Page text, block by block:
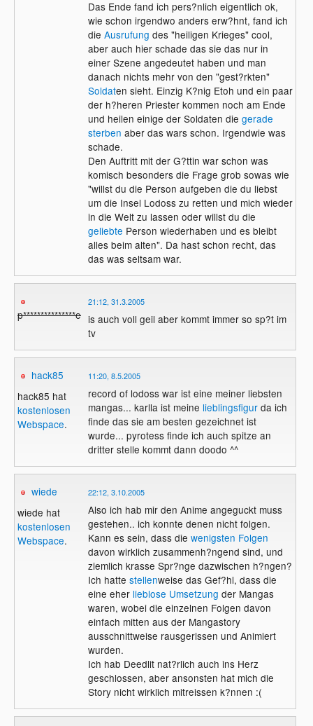
Das Ende fand ich pers?nlich eigentlich ok,
wie schon irgendwo anders erw?hnt, fand ich
die Ausrufung des "heiligen Krieges" cool,
aber auch hier schade das sie das nur in
einer Szene angedeutet haben und man
danach nichts mehr von den "gest?rkten"
Soldaten sieht. Einzig K?nig Etoh und ein paar
der h?heren Priester kommen noch am Ende
und heilen einige der Soldaten die gerade
sterben aber das wars schon. Irgendwie was
schade.
Den Auftritt mit der G?ttin war schon was
komisch besonders die Frage grob sowas wie
"willst du die Person aufgeben die du liebst
um die Insel Lodoss zu retten und mich wieder
in die Welt zu lassen oder willst du die
geliebte Person wiederhaben und es bleibt
alles beim alten". Da hast schon recht, das
das was seltsam war.
p***************e
21:12, 31.3.2005
is auch voll geil aber kommt immer so sp?t im
tv
hack85
hack85 hat
kostenlosen
Webspace.
11:20, 8.5.2005
record of lodoss war ist eine meiner liebsten
mangas... karlla ist meine lieblingsfigurda ich
finde das sie am besten gezeichnet ist
wurde... pyrotess finde ich auch spitze an
dritter stelle kommt dann doodo ^^
wiede
wiede hat
kostenlosen
Webspace.
22:12, 3.10.2005
Also ich hab mir den Anime angeguckt muss
gestehen.. ich konnte denen nicht folgen.
Kann es sein, dass die wenigsten Folgen
davon wirklich zusammenh?ngend sind, und
ziemlich krasse Spr?nge dazwischen h?ngen?
Ich hatte stellenweise das Gef?hl, dass die
eine eher lieblose Umsetzung der Mangas
waren, wobei die einzelnen Folgen davon
einfach mitten aus der Mangastory
ausschnittweise rausgerissen und Animiert
wurden.
Ich hab Deedlit nat?rlich auch ins Herz
geschlossen, aber ansonsten hat mich die
Story nicht wirklich mitreissen k?nnen :(